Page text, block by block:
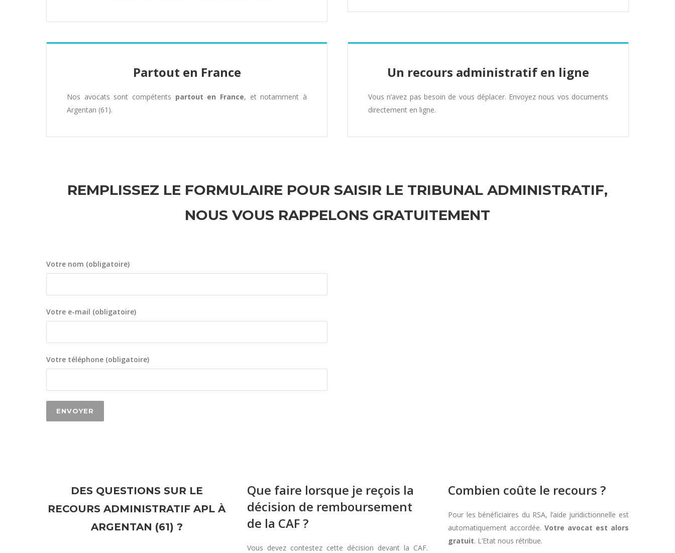
Partout en France
Nos avocats sont compétents partout en France, et notamment à
Argentan (61).
Un recours administratif en ligne
Vous n’avez pas besoin de vous déplacer. Envoyez nous vos documents
directement en ligne.
REMPLISSEZ LE FORMULAIRE POUR SAISIR LE TRIBUNAL ADMINISTRATIF,
NOUS VOUS RAPPELONS GRATUITEMENT
Votre nom (obligatoire)
Votre e-mail (obligatoire)
Votre téléphone (obligatoire)
DES QUESTIONS SUR LE
RECOURS ADMINISTRATIF APL À
ARGENTAN (61) ?
Que faire lorsque je reçois la
décision de remboursement
de la CAF ?
Vous devez contestez cette décision devant la CAF.
Combien coûte le recours ?
Pour les bénéficiaires du RSA, l’aide juridictionnelle est
automatiquement accordée. Votre avocat est alors
gratuit. L’Etat nous rétribue.